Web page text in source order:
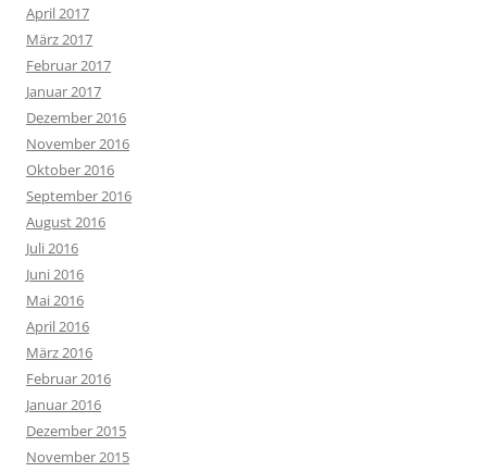
April 2017
März 2017
Februar 2017
Januar 2017
Dezember 2016
November 2016
Oktober 2016
September 2016
August 2016
Juli 2016
Juni 2016
Mai 2016
April 2016
März 2016
Februar 2016
Januar 2016
Dezember 2015
November 2015